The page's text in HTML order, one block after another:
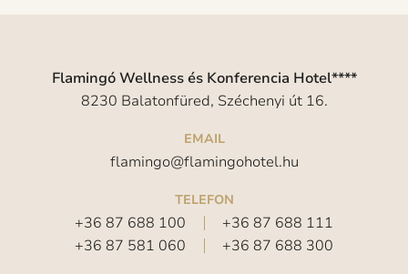
Flamingó Wellness és Konferencia Hotel****
8230 Balatonfüred, Széchenyi út 16.
EMAIL
flamingo@flamingohotel.hu
TELEFON
+36 87 688 100
+36 87 688 111
+36 87 581 060
+36 87 688 300